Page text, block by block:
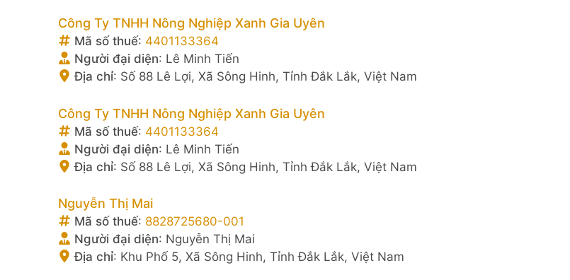
Công Ty TNHH Nông Nghiệp Xanh Gia Uyên
Mã số thuế: 4401133364
Người đại diện: Lê Minh Tiến
Địa chỉ: Số 88 Lê Lợi, Xã Sông Hinh, Tỉnh Đắk Lắk, Việt Nam
Công Ty TNHH Nông Nghiệp Xanh Gia Uyên
Mã số thuế: 4401133364
Người đại diện: Lê Minh Tiến
Địa chỉ: Số 88 Lê Lợi, Xã Sông Hinh, Tỉnh Đắk Lắk, Việt Nam
Nguyễn Thị Mai
Mã số thuế: 8828725680-001
Người đại diện: Nguyễn Thị Mai
Địa chỉ: Khu Phố 5, Xã Sông Hinh, Tỉnh Đắk Lắk, Việt Nam